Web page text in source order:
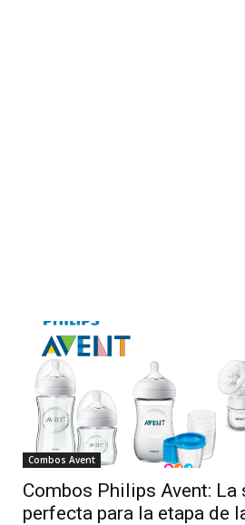
Combos Avent
Combos Philips Avent: La
perfecta para la etapa de